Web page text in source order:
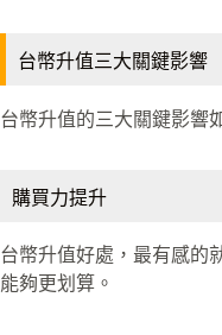
台幣升值三大關鍵影響
台幣升值的三大關鍵影響
購買力提升
台幣升值好處，最有感的
能夠更划算。